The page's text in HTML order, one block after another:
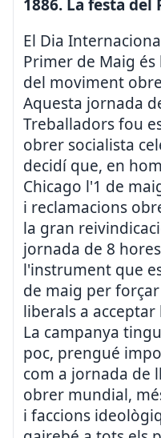
1886. La festa
El Dia
Primer de Maig
del moviment
Aquesta jornada
Treballadors fou
obrer socialista
decidí que, en
Chicago l'1 de
i reclamacions
la gran
jornada de 8
l'instrument que
de maig per
liberals a
La campanya
poc, prengué
com a jornada de
obrer mundial,
i faccions